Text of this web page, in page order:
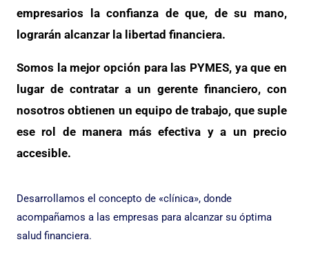
empresarios la confianza de que, de su mano,
lograrán alcanzar la libertad financiera.
Somos la mejor opción para las PYMES, ya que en
lugar de contratar a un gerente financiero, con
nosotros obtienen un equipo de trabajo, que suple
ese rol de manera más efectiva y a un precio
accesible.
Desarrollamos el concepto de «clínica», donde
acompañamos a las empresas para alcanzar su óptima
salud financiera.